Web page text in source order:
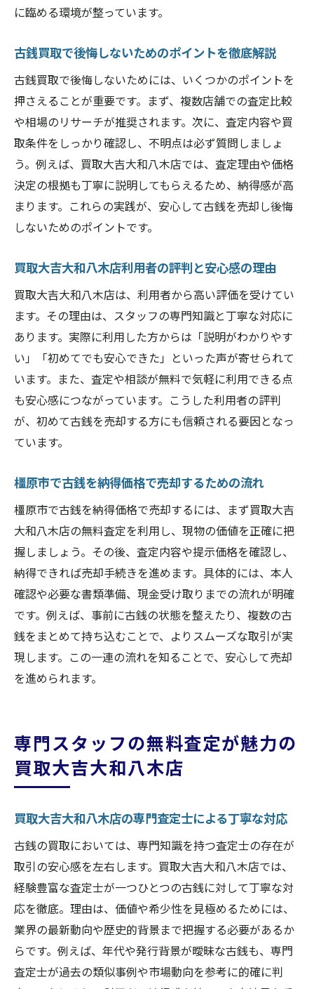
初めてでも安心！査定の流れと相談のコツ
買取大吉大和八木店の手数料無料サービス
の魅力
古銭買取で手数料を気にせず相談できる安
心感
買取大吉大和八木店なら追加費用なしで査
定可能
手数料無料で納得価格を実現する方法を解
説
コツ
買取大吉大和八木店の無料買取体験が選ば
れる理由
まとめて売却したい方に最適な買取のコツ
買取大吉大和八木店でまとめ売りのメリッ
トを活かす
古銭や貴金属をまとめて高値で売るポイン
ト
複数アイテム査定で査定額アップを狙う方
法
まとめ売りで損しないための注意点を紹介
買取大吉大和八木店で賢くまとめて現金化
するコツ
資産運用にも役立つ古銭現金化のポイント
買取大吉大和八木店で資産運用を始める第
古銭現金化が資産運用に役立つ理由を徹底
と注意点
古銭売却を資産形成に活かす具体的な方法
資産運用初心者が知っておきたい古銭買取
買取大吉大和八木店で効率的に資産現金化
を実現
買取大吉大和八木店を選ぶ理由とその安心感
買取大吉大和八木店が選ばれる圧倒的な信
頼理由
安心して古銭を売れる買取大吉大和八木店
の強み
に臨める環境が整っています。
古銭買取で後悔しないためのポイントを徹底解説
古銭買取で後悔しないためには、いくつかのポイントを
押さえることが重要です。まず、複数店舗での査定比較
や相場のリサーチが推奨されます。次に、査定内容や買
取条件をしっかり確認し、不明点は必ず質問しましょ
う。例えば、買取大吉大和八木店では、査定理由や価格
決定の根拠も丁寧に説明してもらえるため、納得感が高
まります。これらの実践が、安心して古銭を売却し後悔
しないためのポイントです。
買取大吉大和八木店利用者の評判と安心感の理由
買取大吉大和八木店は、利用者から高い評価を受けてい
ます。その理由は、スタッフの専門知識と丁寧な対応に
あります。実際に利用した方からは「説明がわかりやす
い」「初めてでも安心できた」といった声が寄せられて
います。また、査定や相談が無料で気軽に利用できる点
も安心感につながっています。こうした利用者の評判
が、初めて古銭を売却する方にも信頼される要因となっ
ています。
橿原市で古銭を納得価格で売却するための流れ
橿原市で古銭を納得価格で売却するには、まず買取大吉
大和八木店の無料査定を利用し、現物の価値を正確に把
握しましょう。その後、査定内容や提示価格を確認し、
納得できれば売却手続きを進めます。具体的には、本人
確認や必要な書類準備、現金受け取りまでの流れが明確
です。例えば、事前に古銭の状態を整えたり、複数の古
銭をまとめて持ち込むことで、よりスムーズな取引が実
現します。この一連の流れを知ることで、安心して売却
を進められます。
専門スタッフの無料査定が魅力の
買取大吉大和八木店
買取大吉大和八木店の専門査定士による丁寧な対応
古銭の買取においては、専門知識を持つ査定士の存在が
取引の安心感を左右します。買取大吉大和八木店では、
経験豊富な査定士が一つひとつの古銭に対して丁寧な対
応を徹底。理由は、価値や希少性を見極めるためには、
業界の最新動向や歴史的背景まで把握する必要があるか
らです。例えば、年代や発行背景が曖昧な古銭も、専門
査定士が過去の類似事例や市場動向を参考に的確に判